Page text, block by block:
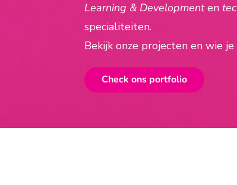
Learning & Developmenten
specialiteiten.
Bekijk onze projecten en wie
Check ons portfolio